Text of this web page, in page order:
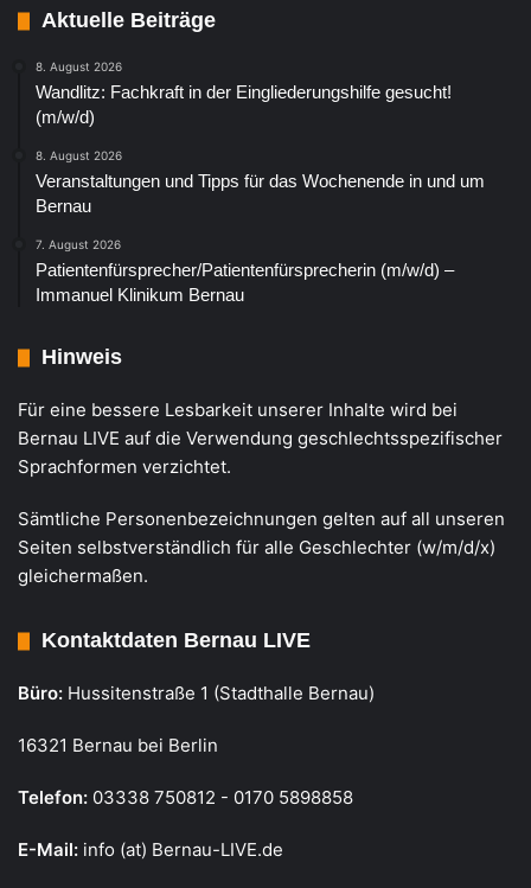
Aktuelle Beiträge
8. August 2026
Wandlitz: Fachkraft in der Eingliederungshilfe gesucht!
(m/w/d)
8. August 2026
Veranstaltungen und Tipps für das Wochenende in und um
Bernau
7. August 2026
Patientenfürsprecher/Patientenfürsprecherin (m/w/d) –
Immanuel Klinikum Bernau
Hinweis
Für eine bessere Lesbarkeit unserer Inhalte wird bei
Bernau LIVE auf die Verwendung geschlechtsspezifischer
Sprachformen verzichtet.
Sämtliche Personenbezeichnungen gelten auf all unseren
Seiten selbstverständlich für alle Geschlechter (w/m/d/x)
gleichermaßen.
Kontaktdaten Bernau LIVE
Büro: Hussitenstraße 1 (Stadthalle Bernau)
16321 Bernau bei Berlin
Telefon: 03338 750812 - 0170 5898858
E-Mail: info (at) Bernau-LIVE.de